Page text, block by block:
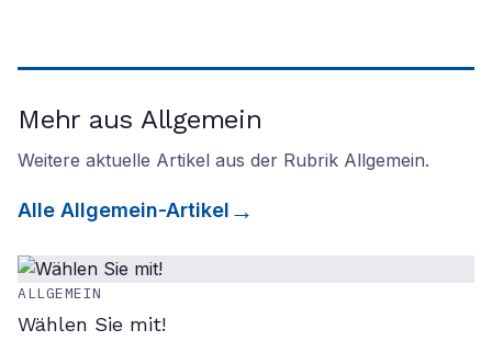
Mehr aus Allgemein
Weitere aktuelle Artikel aus der Rubrik Allgemein.
Alle Allgemein-Artikel
ALLGEMEIN
Wählen Sie mit!